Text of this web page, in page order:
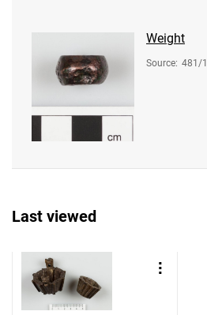
Weight
Source: 481/
Last viewed